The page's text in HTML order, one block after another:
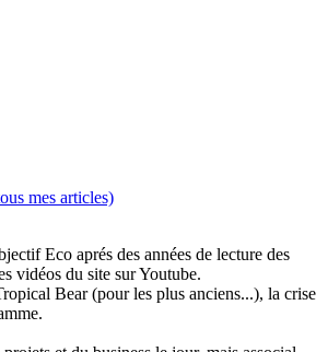
mes articles)
Eco aprés des années de lecture des
vidéos du site sur Youtube.
Bear (pour les plus anciens...), la crise